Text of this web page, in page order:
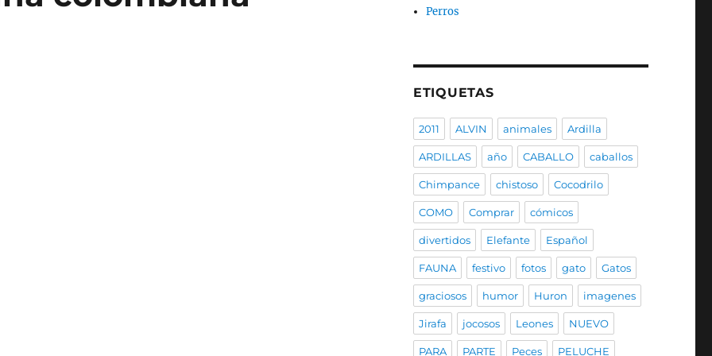
Perros
ETIQUETAS
2011 ALVIN animales Ardilla
ARDILLAS año CABALLO caballos
Chimpance chistoso Cocodrilo
COMO Comprar cómicos
divertidos Elefante Español
FAUNA festivo fotos gato Gatos
graciosos humor Huron imagenes
Jirafa jocosos Leones NUEVO
PARA PARTE Peces PELUCHE